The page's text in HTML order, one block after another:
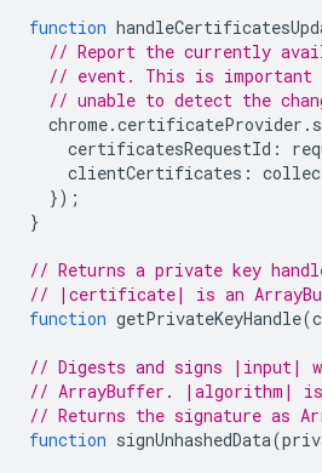
function
// Report the currently
// event. This is important
// unable to detect the
chrome.certificateProvider .
certificatesRequestId :
clientCertificates :
});
}
// Returns a private key
// |certificate| is an
function getPrivateKeyHandle(
// Digests and signs |input|
// ArrayBuffer. |algorithm| is
// Returns the signature as
function signUnhashedData(